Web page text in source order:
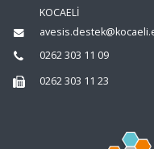
KOCAELİ
0262 303 11 09
0262 303 11 23